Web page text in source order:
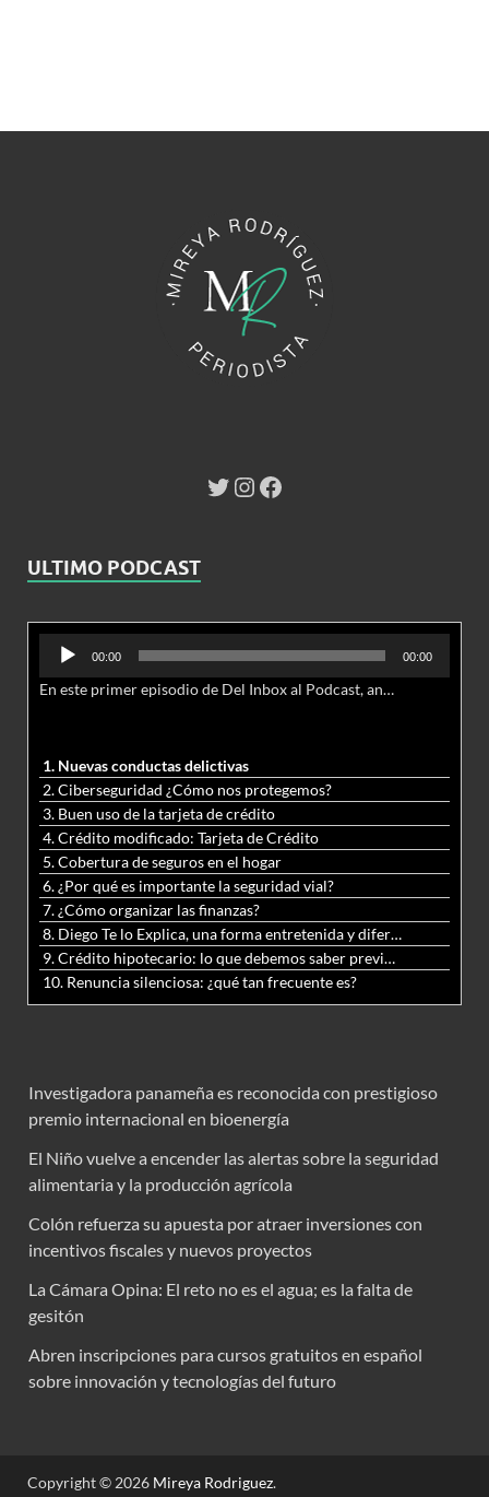
ULTIMO PODCAST
Reproductor
audio
00:00 00:00
En este primer episodio de Del Inbox al Podcast, analizamos junto al abogado Jonathan Brown las nuevas conductas delictivas cibernéticas y la necesidad de hacer modificaciones al Código Penal.
1. Nuevas conductas delictivas
2. Ciberseguridad ¿Cómo nos protegemos?
3. Buen uso de la tarjeta de crédito
4. Crédito modificado: Tarjeta de Crédito
5. Cobertura de seguros en el hogar
6. ¿Por qué es importante la seguridad vial?
7. ¿Cómo organizar las finanzas?
8. Diego Te lo Explica, una forma entretenida y diferente de aprender matemáticas y ciencias
9. Crédito hipotecario: lo que debemos saber previo a adquirir nuestra vivienda
10. Renuncia silenciosa: ¿qué tan frecuente es?
Investigadora panameña es reconocida con prestigioso
premio internacional en bioenergía
El Niño vuelve a encender las alertas sobre la seguridad
alimentaria y la producción agrícola
Colón refuerza su apuesta por atraer inversiones con
incentivos fiscales y nuevos proyectos
La Cámara Opina: El reto no es el agua; es la falta de
gesitón
Abren inscripciones para cursos gratuitos en español
sobre innovación y tecnologías del futuro
Copyright © 2026 Mireya Rodriguez.